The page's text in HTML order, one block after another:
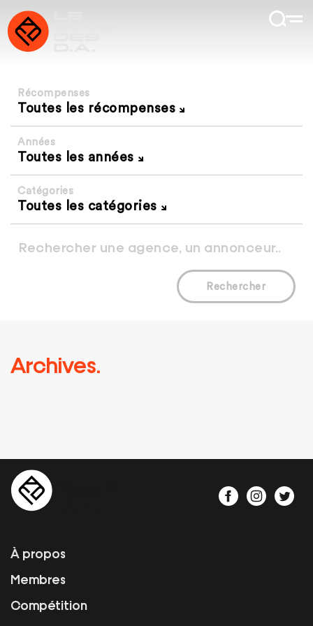
Récompenses
Toutes les récompenses
Années
Toutes les années
Catégories
Toutes les catégories
Rechercher
Archives.
À propos
Membres
Compétition